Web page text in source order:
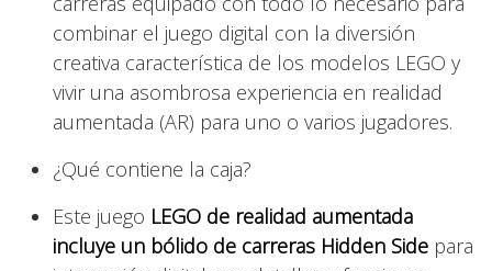
combinar el juego digital con la diversión
creativa característica de los modelos LEGO y
vivir una asombrosa experiencia en realidad
aumentada (AR) para uno o varios jugadores.
¿Qué contiene la caja?
Este juego LEGO de realidad aumentada
incluye un bólido de carreras Hidden Side para